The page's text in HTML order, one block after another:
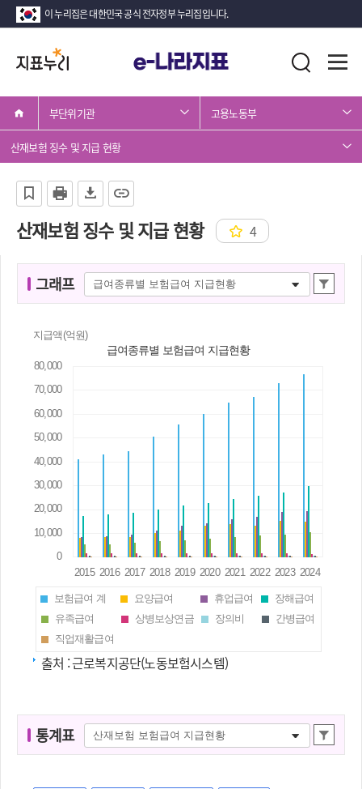
이 누리집은 대한민국 공식 전자정부 누리집입니다.
지
표
누
리
통
합
검
기
부단위기관 고용노동부
산재보험 징수 및 지급 현황
산재보험 징수 및 지급 현황 4
그래프
그
래
명
상
세
지급액(억원)
급여종류별 보험급여 지급현황
보험급여 계 요양급여 휴업급여
장해급여
유족급여
상병보상연금 장의비
간병급여
직업재활급여
출처 :근로복지공단(노동보험시스템)
통계표
통
계